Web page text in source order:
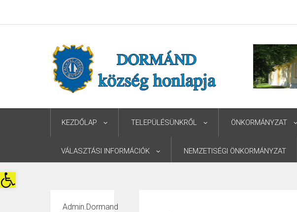
Eszköztár megnyitása
KEZDŐLAP TELEPÜLÉSÜNKRŐL ÖNKORMÁNYZAT
VÁLASZTÁSI INFORMÁCIÓK NEMZETISÉGI ÖNKORMÁNYZAT
Admin.dormand